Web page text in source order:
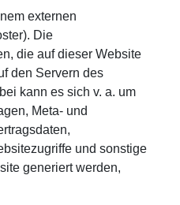
externen
Die
die auf dieser Website
den Servern des
kann es sich v. a. um
Meta- und
und sonstige
generiert werden,